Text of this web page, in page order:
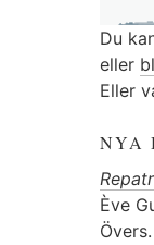
Du
eller
Eller
NYA
Ève
Övers.